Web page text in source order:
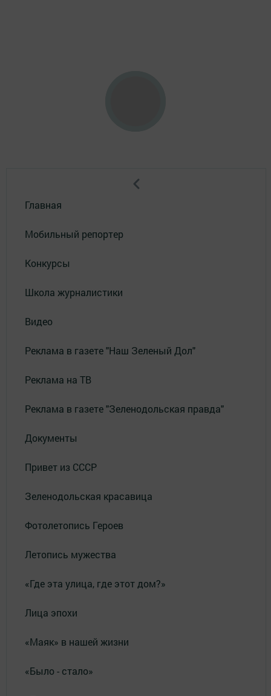
Главная
Мобильный репортер
Конкурсы
Школа журналистики
Видео
Реклама в газете "Наш Зеленый Дол"
Реклама на ТВ
Реклама в газете "Зеленодольская правда"
Документы
Привет из СССР
Зеленодольская красавица
Фотолетопись Героев
Летопись мужества
«Где эта улица, где этот дом?»
Лица эпохи
«Маяк» в нашей жизни
«Было - стало»